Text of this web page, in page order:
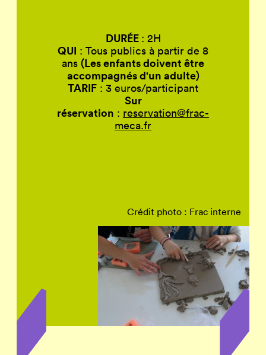
DURÉE : 2H
QUI : Tous publics à partir de 8
ans (Les enfants doivent être
accompagnés d'un adulte)
TARIF : 3 euros/participant
Sur
réservation : reservation@frac-
meca.fr
Crédit photo : Frac interne